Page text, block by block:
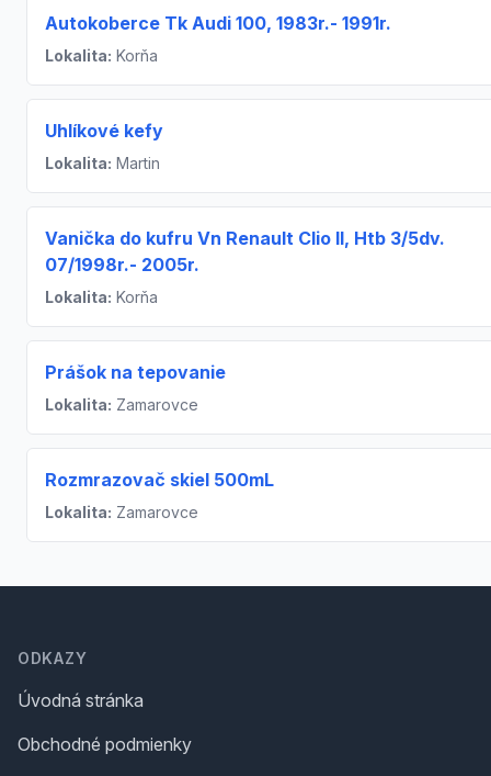
Autokoberce Tk Audi 100, 1983r.- 1991r.
Lokalita: Korňa
Uhlíkové kefy
Lokalita: Martin
Vanička do kufru Vn Renault Clio II, Htb 3/5dv.
07/1998r.- 2005r.
Lokalita: Korňa
Prášok na tepovanie
Lokalita: Zamarovce
Rozmrazovač skiel 500mL
Lokalita: Zamarovce
ODKAZY
Úvodná stránka
Obchodné podmienky